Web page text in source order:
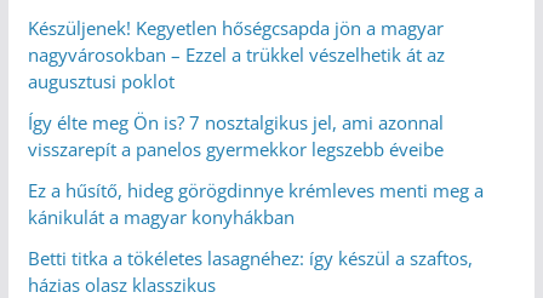
Készüljenek! Kegyetlen hőségcsapda jön a magyar
nagyvárosokban – Ezzel a trükkel vészelhetik át az
augusztusi poklot
Így élte meg Ön is? 7 nosztalgikus jel, ami azonnal
visszarepít a panelos gyermekkor legszebb éveibe
Ez a hűsítő, hideg görögdinnye krémleves menti meg a
kánikulát a magyar konyhákban
Betti titka a tökéletes lasagnéhez: így készül a szaftos,
házias olasz klasszikus